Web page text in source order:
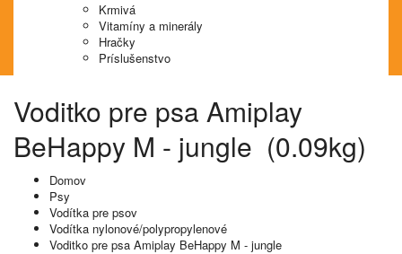
Krmivá
Vitamíny a minerály
Hračky
Príslušenstvo
Voditko pre psa Amiplay
BeHappy M - jungle (0.09kg)
Domov
Psy
Vodítka pre psov
Vodítka nylonové/polypropylenové
Voditko pre psa Amiplay BeHappy M - jungle